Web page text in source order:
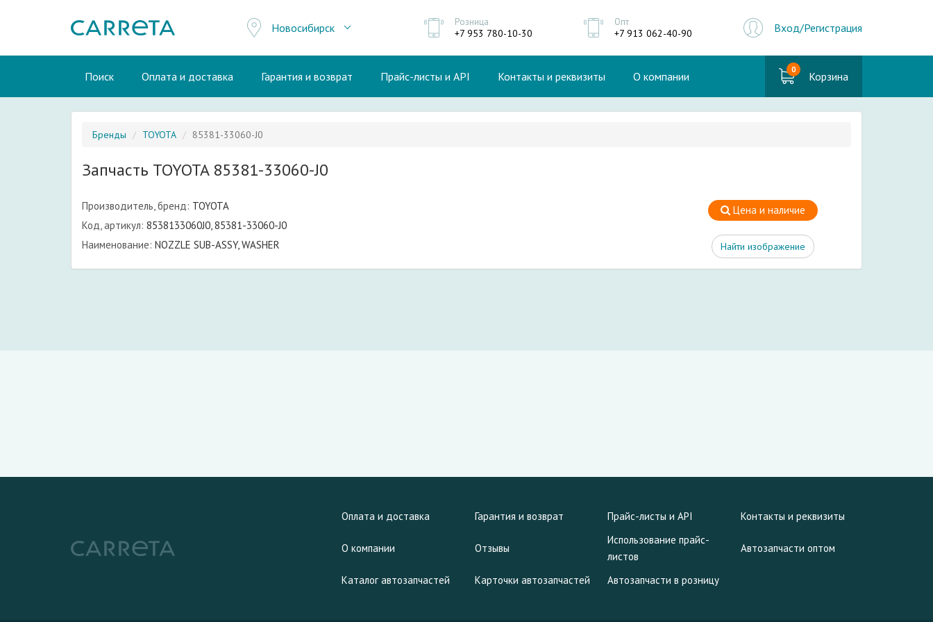
Новосибирск Розница
+7 953 780-10-30
Опт
+7 913 062-40-90 Вход/Регистрация
Поиск Оплата и доставка Гарантия и возврат Прайс-листы и API Контакты и реквизиты О компании 0 Корзина
Бренды TOYOTA 85381-33060-J0
Запчасть TOYOTA 85381-33060-J0
Производитель, бренд: TOYOTA
Код, артикул: 8538133060J0, 85381-33060-J0
Наименование: NOZZLE SUB-ASSY, WASHER
Цена и наличие
Найти изображение
Оплата и доставка Гарантия и возврат Прайс-листы и API Контакты и реквизиты
О компании Отзывы
Использование прайс-
листов
Автозапчасти оптом
Каталог автозапчастей Карточки автозапчастей Автозапчасти в розницу